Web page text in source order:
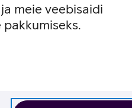
meie veebisaidi